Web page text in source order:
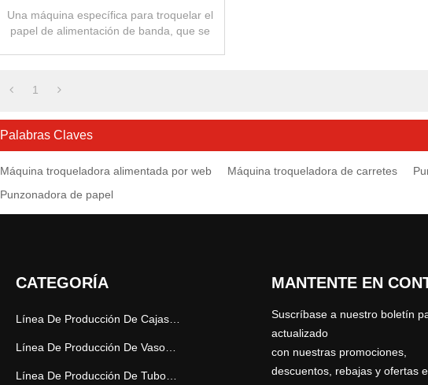
Una máquina específica para troquelar el
papel de alimentación de banda, que se
1
Palabras Claves
Máquina troqueladora alimentada por web Máquina troqueladora de carretes
Punzonadora de papel
CATEGORÍA MANTENTE EN
Suscríbase a nuestro boletín
actualizado
con nuestras promociones,
descuentos, rebajas y ofertas